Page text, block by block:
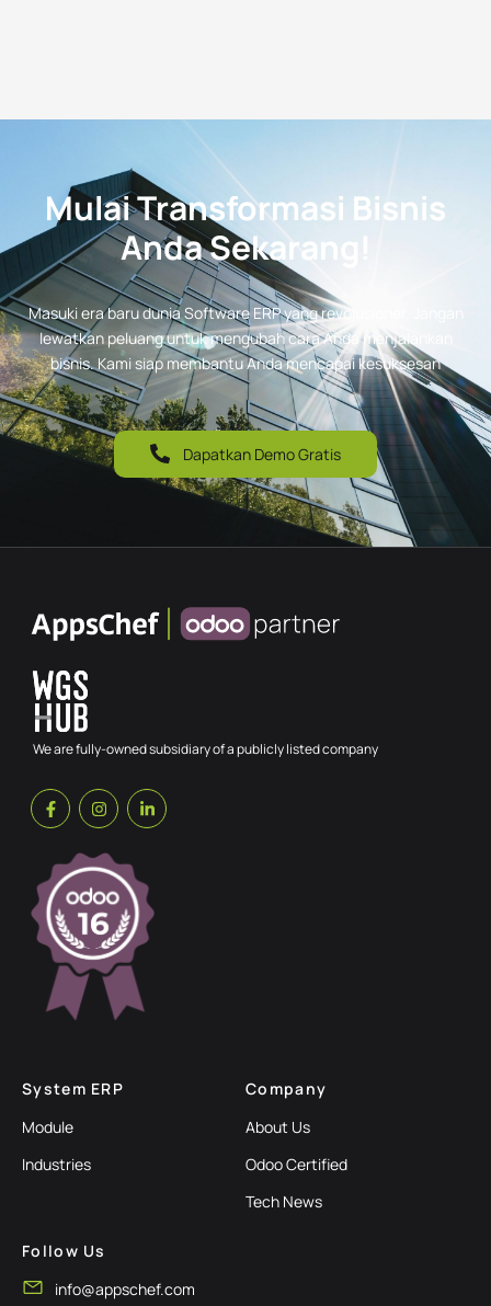
Mulai Transformasi Bisnis
Anda Sekarang!
Masuki era baru dunia Software ERP yang revolusioner. Jangan
lewatkan peluang untuk mengubah cara Anda menjalankan
bisnis. Kami siap membantu Anda mencapai kesuksesan
Dapatkan Demo Gratis
We are fully-owned subsidiary of a publicly listed company
System ERP
Module
Industries
Company
About Us
Odoo Certified
Tech News
Follow Us
info@appschef.com